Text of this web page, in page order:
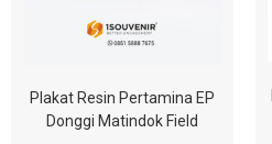
Plakat Resin Pertamina EP
Donggi Matindok Field